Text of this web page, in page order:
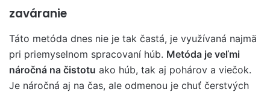
zaváranie
Táto metóda dnes nie je tak častá, je využívaná najmä
pri priemyselnom spracovaní húb. Metóda je veľmi
náročná na čistotu ako húb, tak aj pohárov a viečok.
Je náročná aj na čas, ale odmenou je chuť čerstvých